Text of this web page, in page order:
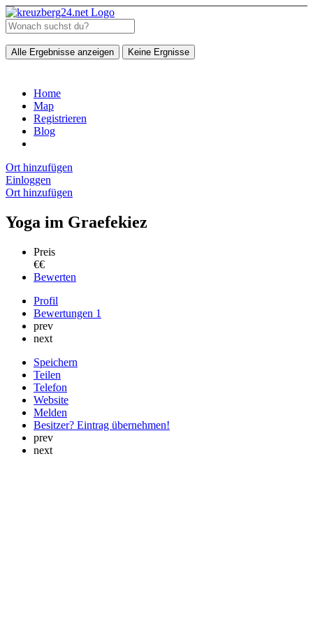
Alle Ergebnisse anzeigen Keine Ergnisse
Home
Map
Registrieren
Blog
Ort hinzufügen
Einloggen
Ort hinzufügen
Yoga im Graefekiez
Preis
€€
Bewerten
Profil
Bewertungen 1
prev
next
Speichern
Teilen
Telefon
Website
Melden
Besitzer? Eintrag übernehmen!
prev
next